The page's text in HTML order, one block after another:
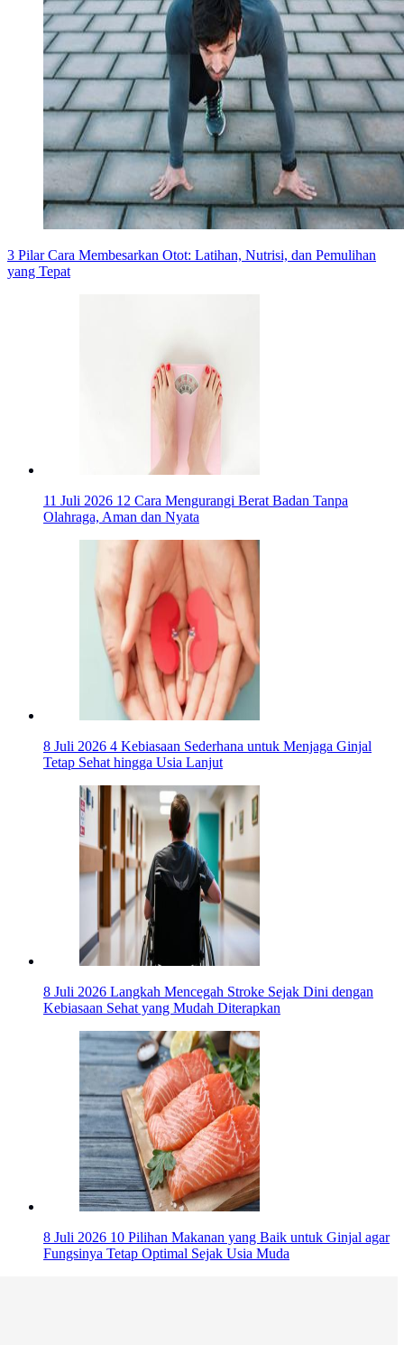
3 Pilar Cara Membesarkan Otot: Latihan, Nutrisi, dan Pemulihan
yang Tepat
11 Juli 2026 12 Cara Mengurangi Berat Badan Tanpa
Olahraga, Aman dan Nyata
8 Juli 2026 4 Kebiasaan Sederhana untuk Menjaga Ginjal
Tetap Sehat hingga Usia Lanjut
8 Juli 2026 Langkah Mencegah Stroke Sejak Dini dengan
Kebiasaan Sehat yang Mudah Diterapkan
8 Juli 2026 10 Pilihan Makanan yang Baik untuk Ginjal agar
Fungsinya Tetap Optimal Sejak Usia Muda